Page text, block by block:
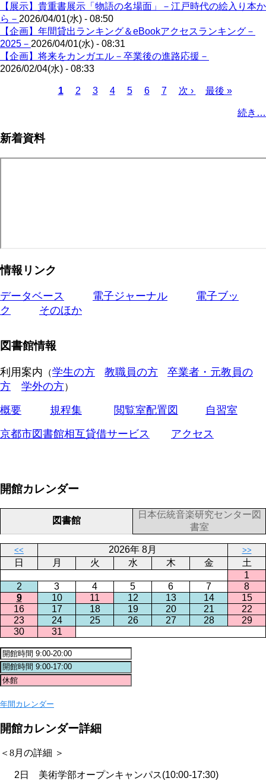
【展示】貴重書展示「物語の名場面」－江戸時代の絵入り本か
ら－ 2026/04/01(水) - 08:50
【企画】年間貸出ランキング＆eBookアクセスランキング－
2025－ 2026/04/01(水) - 08:31
【企画】将来をカンガエル－卒業後の進路応援－
2026/02/04(水) - 08:33
送
カ
1 Page
2 Page
3 Page
4 Page
5 Page
6 Page
7
次
次 ›
最
最後 »
続き…
新着資料
情報リンク
データベース 電子ジャーナル
電子ブッ
ク
そのほか
図書館情報
利用案内 （学生の方 教職員の方
卒業者・元教員の
方
学外の方）
概要 規程集 閲覧室配置図
自習室
京都市図書館相互貸借サービス
アクセス
開館カレンダー
図書館
日本伝統音楽研究センター図
書室
<< 2026年 8月 >>
日 月 火 水 木 金
土
1
2
3 4 5 6 7
8
9
10 11 12 13 14
15
16
17 18 19 20 21
22
23
24 25 26 27 28
29
30
31
年間カレンダー
開館カレンダー詳細
＜8月の詳細 ＞
2日 美術学部オープンキャンパス(10:00-17:30)